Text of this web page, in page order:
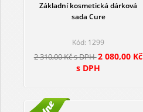
Základní kosmetická dárková
sada Cure
Kód: 1299
2 310,00 Kč s DPH2 080,00 Kč
s DPH